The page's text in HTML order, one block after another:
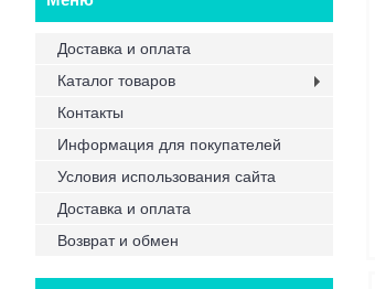
Доставка и оплата
Каталог товаров
Контакты
Информация для покупателей
Условия использования сайта
Доставка и оплата
Возврат и обмен